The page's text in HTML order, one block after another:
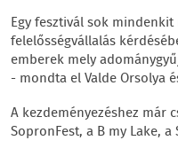
Egy fesztivál sok
felelősségvállalás
emberek mely
- mondta el Valde Orsolya
A kezdeményezéshez már
SopronFest, a B my Lake,